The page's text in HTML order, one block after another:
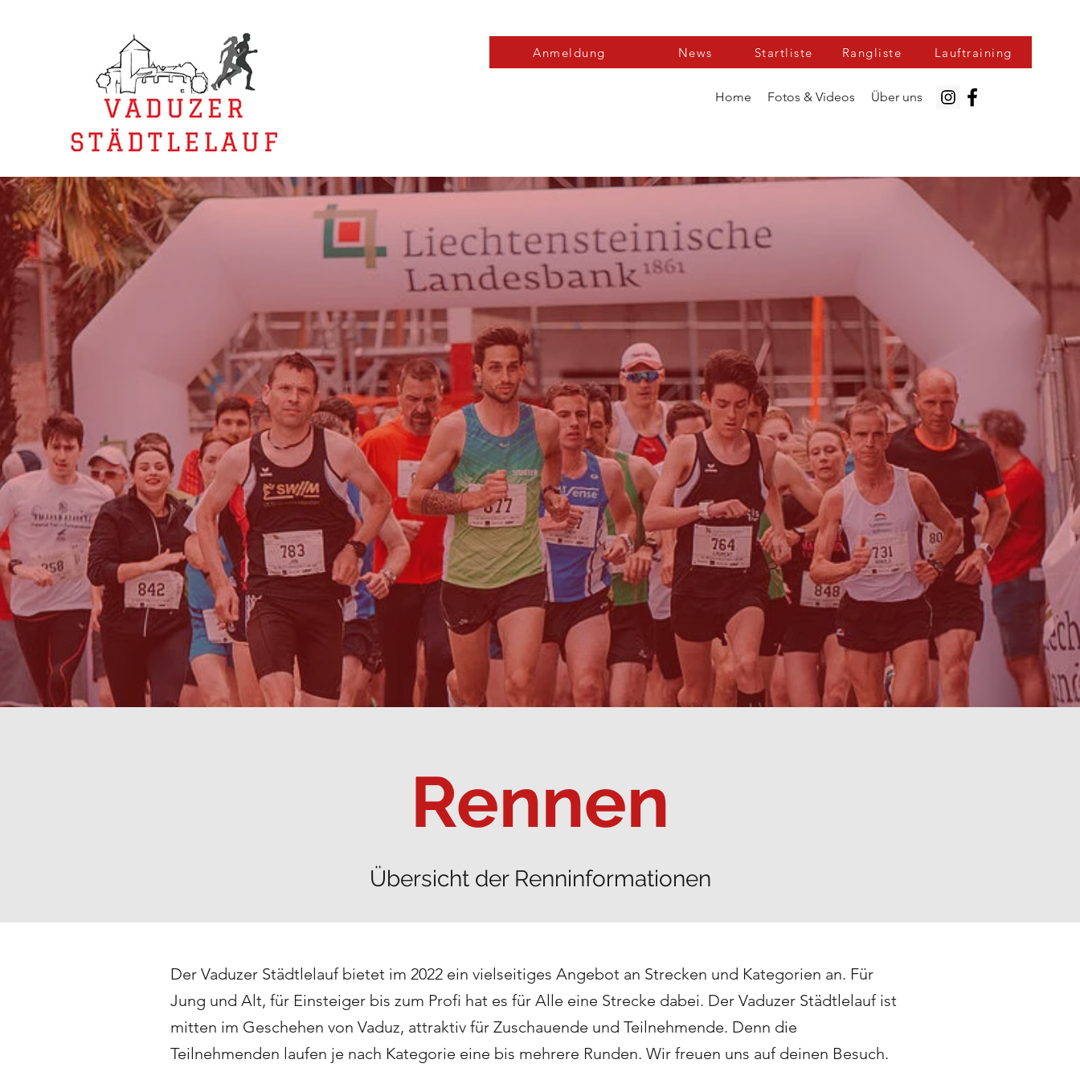
Anmeldung News Startliste Rangliste Lauftraining
Home Fotos & Videos Über uns
Rennen
Übersicht der Renninformationen
Der Vaduzer Städtlelauf bietet im 2022 ein vielseitiges Angebot an Strecken und Kategorien an. Für
Jung und Alt, für Einsteiger bis zum Profi hat es für Alle eine Strecke dabei. Der Vaduzer Städtlelauf ist
mitten im Geschehen von Vaduz, attraktiv für Zuschauende und Teilnehmende. Denn die
Teilnehmenden laufen je nach Kategorie eine bis mehrere Runden. Wir freuen uns auf deinen Besuch.